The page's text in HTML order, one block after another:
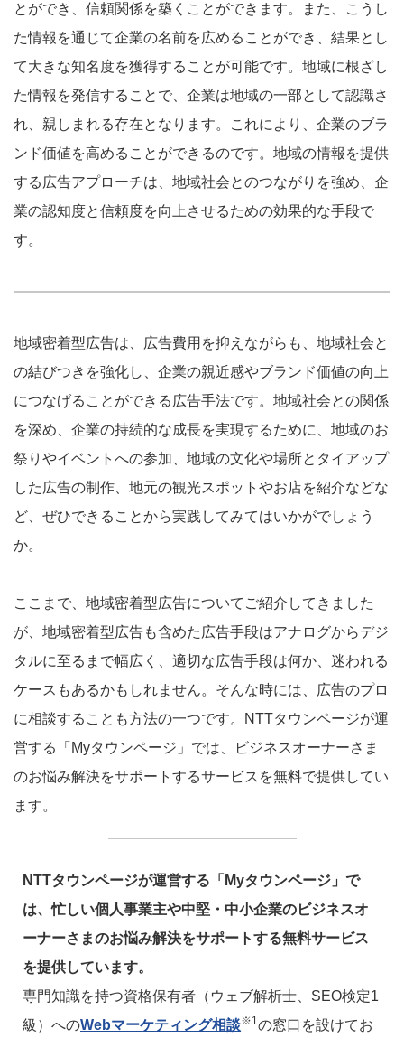
とができ、信頼関係を築くことができます。また、こうし
た情報を通じて企業の名前を広めることができ、結果とし
て大きな知名度を獲得することが可能です。地域に根ざし
た情報を発信することで、企業は地域の一部として認識さ
れ、親しまれる存在となります。これにより、企業のブラ
ンド価値を高めることができるのです。地域の情報を提供
する広告アプローチは、地域社会とのつながりを強め、企
業の認知度と信頼度を向上させるための効果的な手段で
す。
地域密着型広告は、広告費用を抑えながらも、地域社会と
の結びつきを強化し、企業の親近感やブランド価値の向上
につなげることができる広告手法です。地域社会との関係
を深め、企業の持続的な成長を実現するために、地域のお
祭りやイベントへの参加、地域の文化や場所とタイアップ
した広告の制作、地元の観光スポットやお店を紹介などな
ど、ぜひできることから実践してみてはいかがでしょう
か。
ここまで、地域密着型広告についてご紹介してきました
が、地域密着型広告も含めた広告手段はアナログからデジ
タルに至るまで幅広く、適切な広告手段は何か、迷われる
ケースもあるかもしれません。そんな時には、広告のプロ
に相談することも方法の一つです。NTTタウンページが運
営する「Myタウンページ」では、ビジネスオーナーさま
のお悩み解決をサポートするサービスを無料で提供してい
ます。
NTTタウンページが運営する「Myタウンページ」で
は、忙しい個人事業主や中堅・中小企業のビジネスオ
ーナーさまのお悩み解決をサポートする無料サービス
を提供しています。
専門知識を持つ資格保有者（ウェブ解析士、SEO検定1
級）へのWebマーケティング相談※1の窓口を設けてお